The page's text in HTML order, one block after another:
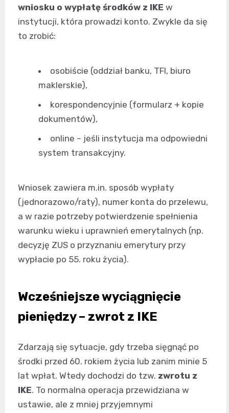
wniosku o wypłatę środków z IKE w
instytucji, która prowadzi konto. Zwykle da się
to zrobić:
osobiście (oddział banku, TFI, biuro
maklerskie),
korespondencyjnie (formularz + kopie
dokumentów),
online – jeśli instytucja ma odpowiedni
system transakcyjny.
Wniosek zawiera m.in. sposób wypłaty
(jednorazowo/raty), numer konta do przelewu,
a w razie potrzeby potwierdzenie spełnienia
warunku wieku i uprawnień emerytalnych (np.
decyzję ZUS o przyznaniu emerytury przy
wypłacie po 55. roku życia).
Wcześniejsze wyciągnięcie
pieniędzy – zwrot z IKE
Zdarzają się sytuacje, gdy trzeba sięgnąć po
środki przed 60. rokiem życia lub zanim minie 5
lat wpłat. Wtedy dochodzi do tzw. zwrotu z
IKE. To normalna operacja przewidziana w
ustawie, ale z mniej przyjemnymi